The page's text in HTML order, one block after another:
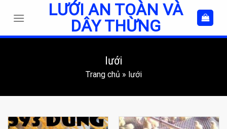
LƯỚI AN TOÀN VÀ
DÂY THỪNG
lưới
Trang chủ » lưới